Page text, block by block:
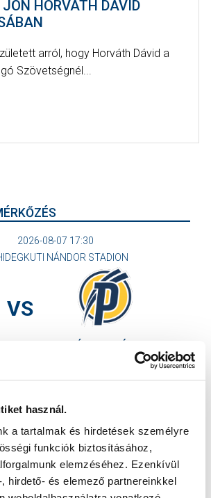
használ.
a tartalmak és hirdetések személyre
funkciók biztosításához,
elemzéséhez. Ezenkívül
hirdető- és elemező partnereinkkel
HORVÁTH DÁVID
arról, hogy Horváth Dávid a
Szövetségnél...
2026-08-07 17:30
NÁNDOR STADION
VS
PUSKÁS AKADÉMIA FC
HÍRLEVÉL
eseményről sem! Iratkozzon fel ingyenes